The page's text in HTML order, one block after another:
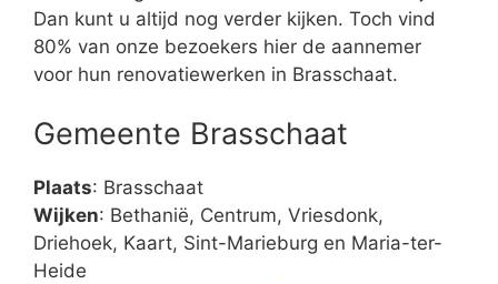
Dan kunt u altijd nog verder kijken. Toch vind
80% van onze bezoekers hier de aannemer
voor hun renovatiewerken in Brasschaat.
Gemeente Brasschaat
Plaats: Brasschaat
Wijken: Bethanië, Centrum, Vriesdonk,
Driehoek, Kaart, Sint-Marieburg en Maria-ter-
Heide